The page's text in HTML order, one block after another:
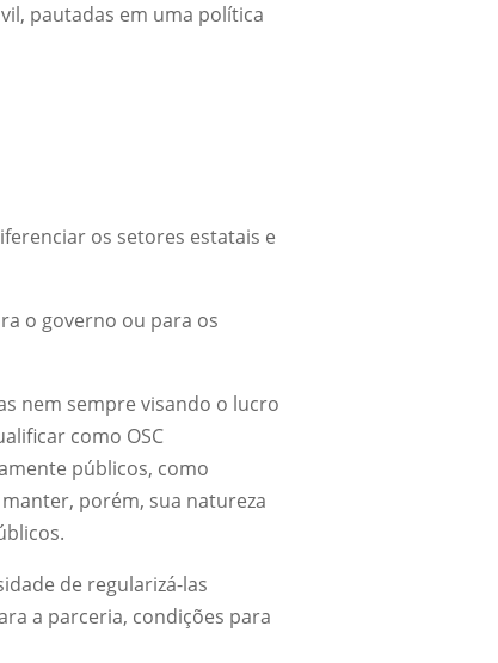
pautadas em uma política
os setores estatais e
o governo ou para os
nem sempre visando o lucro
como OSC
públicos, como
porém, sua natureza
de regularizá-las
a parceria, condições para